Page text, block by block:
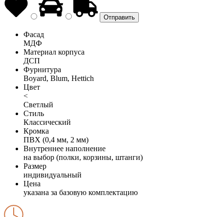
Фасад
МДФ
Материал корпуса
ДСП
Фурнитура
Boyard, Blum, Hettich
Цвет
<
Светлый
Стиль
Классический
Кромка
ПВХ (0,4 мм, 2 мм)
Внутреннее наполнение
на выбор (полки, корзины, штанги)
Размер
индивидуальный
Цена
указана за базовую комплектацию